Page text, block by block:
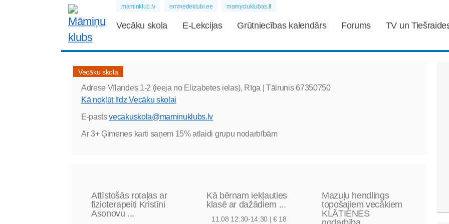
maminklub.lv emmedeklubi.ee mamyciuklubas.lt
Vecāku skola E-Lekcijas Grūtniecības kalendārs Forums TV un
Vecāku skola
Adrese Vīlandes 1-2 (ieeja no Elizabetes ielas), Rīga |Tālrunis67350750
Kā nokļūt līdz Vecāku skolai
E-pasts vecakuskola@maminuklubs.lv
Ar 3+ Ģimenes karti saņem 15% atlaidi grupu nodarbībām
Attīstošās rotaļas ar
fizioterapeiti Kristīni
Asonovu ...
Kā bērnam iekļauties
klasē ar dažādiem ...
11.08 12:30-14:30 | € 18
Mazuļu hendlings
topošajiem vecākiem
KLĀTIENES